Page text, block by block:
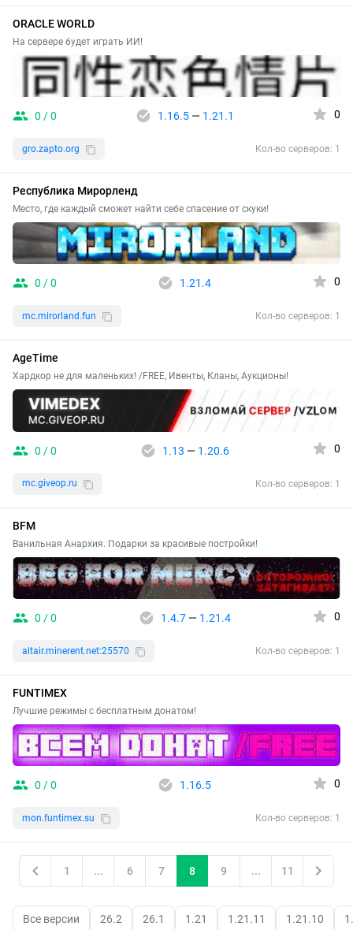
ORACLE WORLD
На сервере будет играть ИИ!
0 / 0 1.16.5— 1.21.1 0
gro.zapto.org Кол-во серверов: 1
Республика Мирорленд
Место, где каждый сможет найти себе спасение от скуки!
0 / 0 1.21.4 0
mc.mirorland.fun Кол-во серверов: 1
AgeTime
Хардкор не для маленьких! /FREE, Ивенты, Кланы, Аукционы!
0 / 0 1.13 — 1.20.6 0
mc.giveop.ru Кол-во серверов: 1
BFM
Ванильная Анархия. Подарки за красивые постройки!
0 / 0 1.4.7— 1.21.4 0
altair.minerent.net:25570 Кол-во серверов: 1
FUNTIMEX
Лучшие режимы с бесплатным донатом!
0 / 0 1.16.5 0
mon.funtimex.su Кол-во серверов: 1
1 ... 6 7 8 9 ... 11
Все версии 26.2 26.1 1.21 1.21.11 1.21.10